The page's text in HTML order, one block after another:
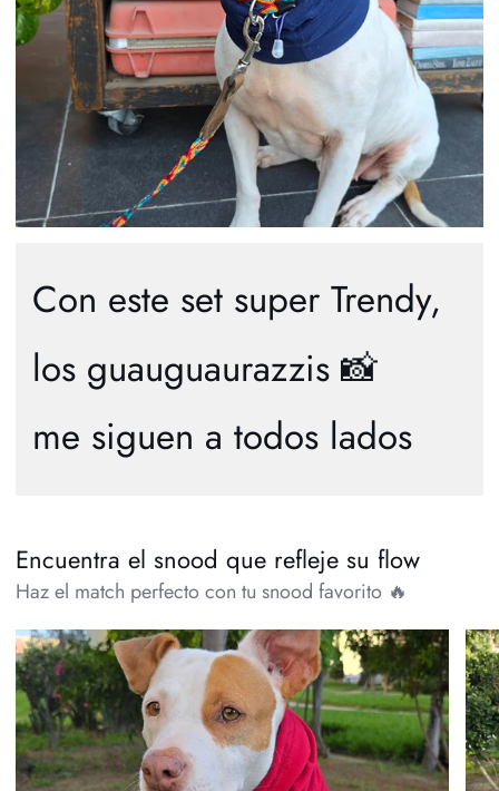
Con este set super Trendy,
los guauguaurazzis 📸
me siguen a todos lados
Encuentra el snood que refleje su flow
Haz el match perfecto con tu snood favorito 🔥
Snood
Trendy
Rojo
❤️
Gris
🩶